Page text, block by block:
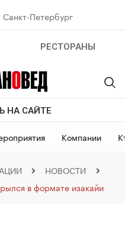
Санкт-Петербург
РЕСТОРАНЫ
НА САЙТЕ
Компании
НОВОСТИ
в формате изакайи